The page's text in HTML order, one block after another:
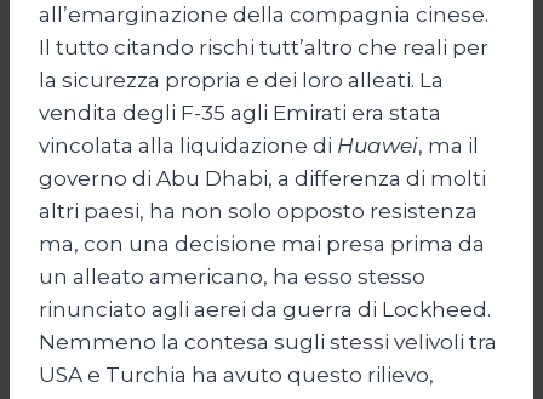
all’emarginazione della compagnia cinese.
Il tutto citando rischi tutt’altro che reali per
la sicurezza propria e dei loro alleati. La
vendita degli F-35 agli Emirati era stata
vincolata alla liquidazione di Huawei, ma il
governo di Abu Dhabi, a differenza di molti
altri paesi, ha non solo opposto resistenza
ma, con una decisione mai presa prima da
un alleato americano, ha esso stesso
rinunciato agli aerei da guerra di Lockheed.
Nemmeno la contesa sugli stessi velivoli tra
USA e Turchia ha avuto questo rilievo,